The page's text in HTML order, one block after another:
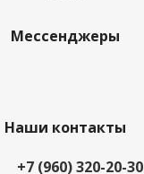
Мессенджеры
Наши контакты
+7 (960) 320-20-30